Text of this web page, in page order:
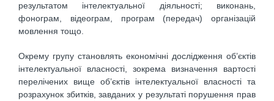
результатом інтелектуальної діяльності; виконань,
фонограм, відеограм, програм (передач) організацій
мовлення тощо.
Окрему групу становлять економічні дослідження об’єктів
інтелектуальної власності, зокрема визначення вартості
перелічених вище об’єктів інтелектуальної власності та
розрахунок збитків, завданих у результаті порушення прав